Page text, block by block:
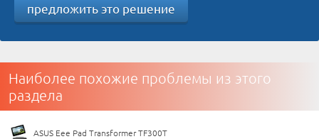
предложить это решение
Наиболее похожие проблемы из этого
раздела
ASUS Eee Pad Transformer TF300T